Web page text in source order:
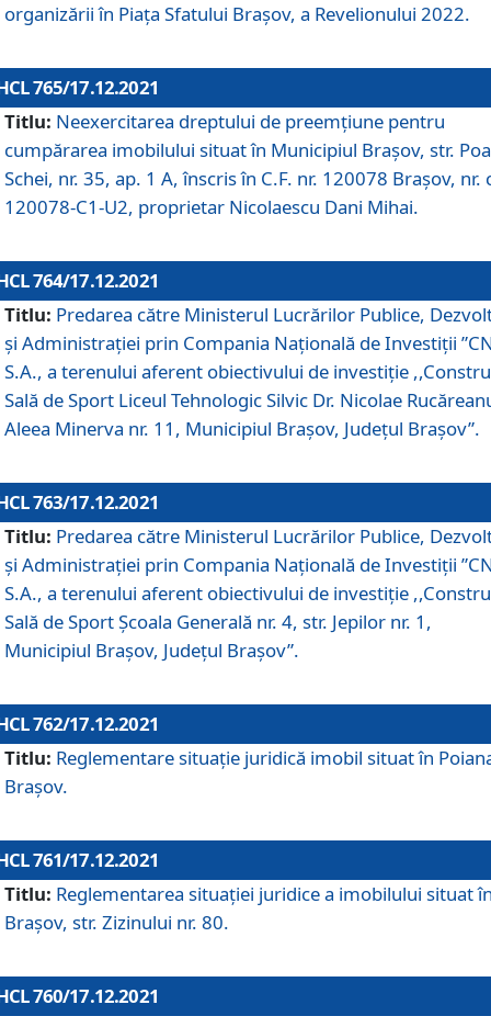
organizării în Piața Sfatului Brașov, a Revelionului 2022.
765/17.12.2021
Titlu: Neexercitarea dreptului de preemţiune pentru
cumpărarea imobilului situat în Municipiul Braşov, str.
Schei, nr. 35, ap. 1 A, înscris în C.F. nr. 120078 Brașov, nr.
120078-C1-U2, proprietar Nicolaescu Dani Mihai.
764/17.12.2021
Titlu: Predarea către Ministerul Lucrărilor Publice,
și Administrației prin Compania Naţională de Investiţii
S.A., a terenului aferent obiectivului de investiţie
Sală de Sport Liceul Tehnologic Silvic Dr. Nicolae
Aleea Minerva nr. 11, Municipiul Brașov, Județul Brașov”.
763/17.12.2021
Titlu: Predarea către Ministerul Lucrărilor Publice,
și Administrației prin Compania Naţională de Investiţii
S.A., a terenului aferent obiectivului de investiție
Sală de Sport Școala Generală nr. 4, str. Jepilor nr. 1,
Municipiul Brașov, Județul Brașov”.
762/17.12.2021
Titlu: Reglementare situație juridică imobil situat în
Brașov.
761/17.12.2021
Titlu: Reglementarea situației juridice a imobilului situat
Brașov, str. Zizinului nr. 80.
760/17.12.2021